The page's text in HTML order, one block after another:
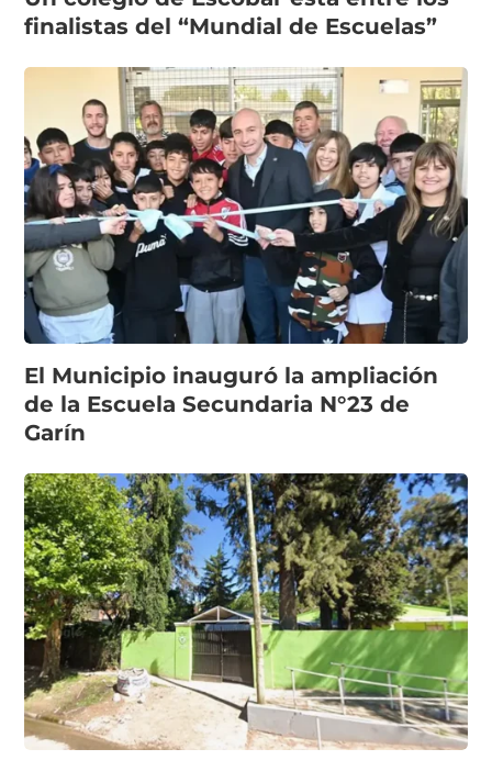
finalistas del “Mundial de Escuelas”
El Municipio inauguró la ampliación
de la Escuela Secundaria N°23 de
Garín